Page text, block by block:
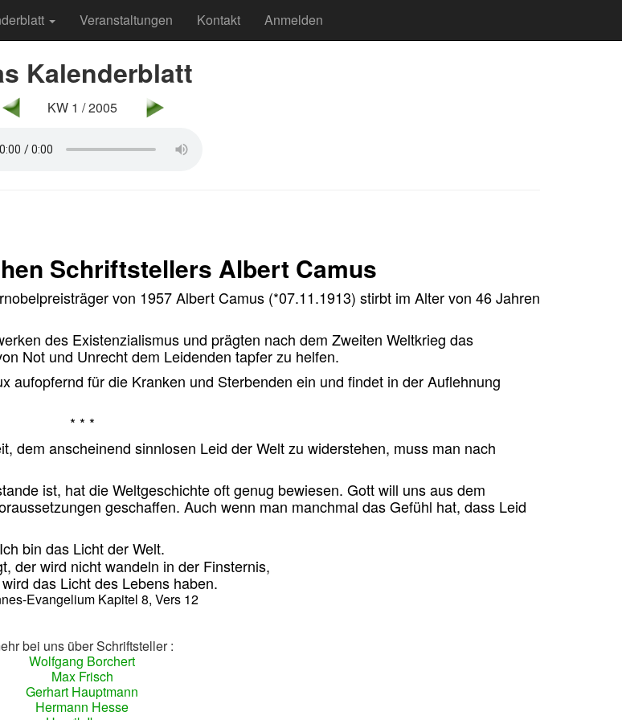
Veranstaltungen Kontakt Anmelden
Kalenderblatt
KW 1 / 2005
Schriftstellers Albert Camus
von 1957 Albert Camus (*07.11.1913) stirbt im Alter von 46 Jahren
des Existenzialismus und prägten nach dem Zweiten Weltkrieg das
Not und Unrecht dem Leidenden tapfer zu helfen.
aufopfernd für die Kranken und Sterbenden ein und findet in der Auflehnung
* * *
dem anscheinend sinnlosen Leid der Welt zu widerstehen, muss man nach
ist, hat die Weltgeschichte oft genug bewiesen. Gott will uns aus dem
geschaffen. Auch wenn man manchmal das Gefühl hat, dass Leid
Ich bin das Licht der Welt.
der wird nicht wandeln in der Finsternis,
das Licht des Lebens haben.
Evangelium Kapitel 8, Vers 12
bei uns über Schriftsteller :
Wolfgang Borchert
Max Frisch
Gerhart Hauptmann
Hermann Hesse